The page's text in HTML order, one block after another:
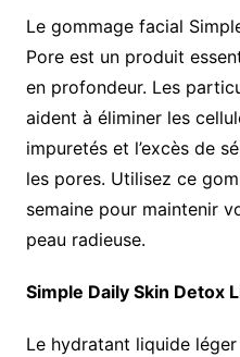
Le gommage facial
Pore est un produit
en profondeur. Les
aident à éliminer les
impuretés et l’excès de
les pores. Utilisez ce
semaine pour maintenir
peau radieuse.
Simple Daily Skin Detox
Le hydratant liquide